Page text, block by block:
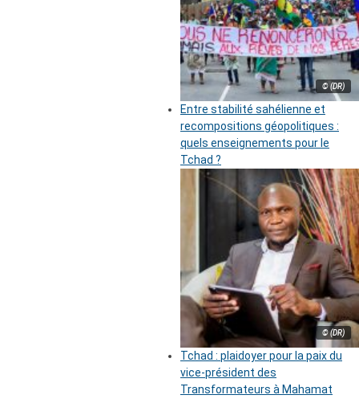
© (DR)
Entre stabilité sahélienne et
recompositions géopolitiques :
quels enseignements pour le
Tchad ?
© (DR)
Tchad : plaidoyer pour la paix du
vice-président des
Transformateurs à Mahamat